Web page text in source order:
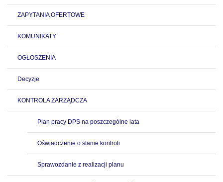
ZAPYTANIA OFERTOWE
KOMUNIKATY
OGŁOSZENIA
Decyzje
KONTROLA ZARZĄDCZA
Plan pracy DPS na poszczególne lata
Oświadczenie o stanie kontroli
Sprawozdanie z realizacji planu